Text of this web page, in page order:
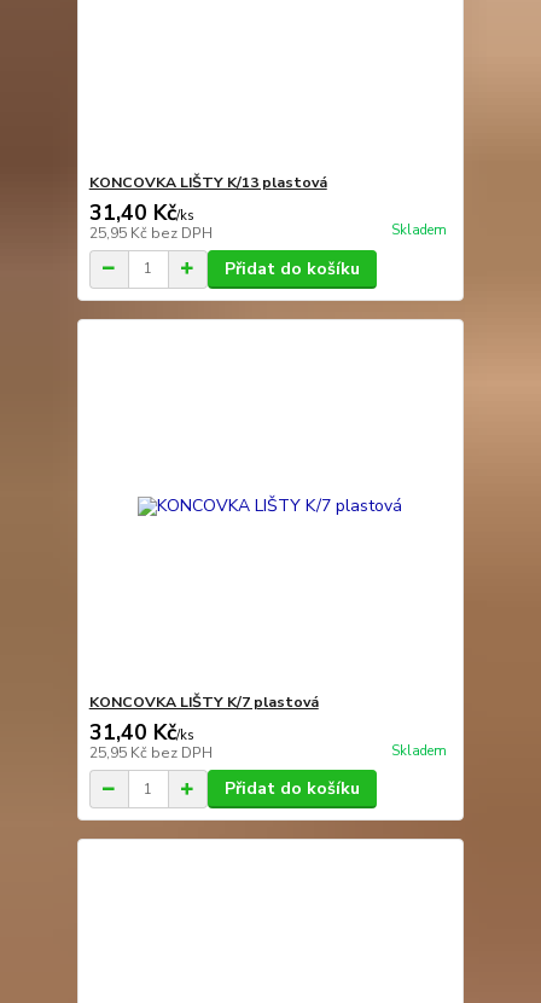
KONCOVKA LIŠTY K/13 plastová
31,40 Kč/ks
25,95 Kč bez DPH Skladem
Přidat do košíku
KONCOVKA LIŠTY K/7 plastová
31,40 Kč/ks
25,95 Kč bez DPH Skladem
Přidat do košíku